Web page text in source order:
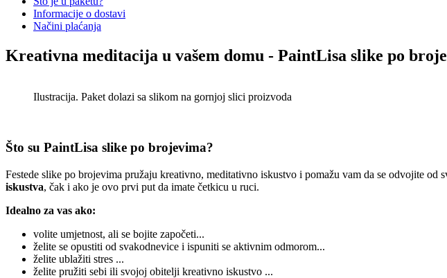
Informacije o dostavi
Načini plaćanja
Kreativna meditacija u vašem domu - PaintLisa slike po
Ilustracija. Paket dolazi sa slikom na gornjoj slici proizvoda
Što su PaintLisa slike po brojevima?
Festede slike po brojevima pružaju kreativno, meditativno iskustvo i pomažu vam da se odvojite
iskustva, čak i ako je ovo prvi put da imate četkicu u ruci.
Idealno za vas ako:
volite umjetnost, ali se bojite započeti...
želite se opustiti od svakodnevice i ispuniti se aktivnim odmorom...
želite ublažiti stres ...
želite pružiti sebi ili svojoj obitelji kreativno iskustvo ...